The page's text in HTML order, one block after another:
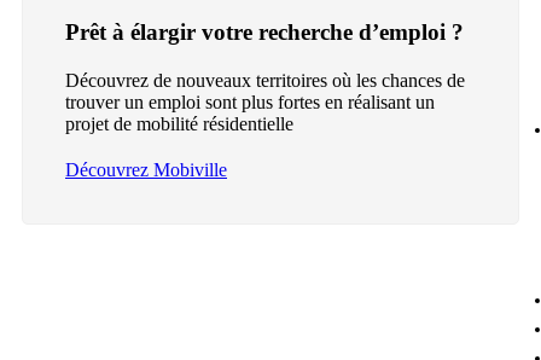
Prêt à élargir votre recherche d’emploi ?
Découvrez de nouveaux territoires où les chances de
trouver un emploi sont plus fortes en réalisant un
projet de mobilité résidentielle
Découvrez Mobiville